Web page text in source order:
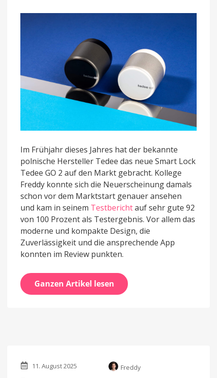
Ausführung
Im Frühjahr dieses Jahres hat der bekannte
polnische Hersteller Tedee das neue Smart Lock
Tedee GO 2 auf den Markt gebracht. Kollege
Freddy konnte sich die Neuerscheinung damals
schon vor dem Marktstart genauer ansehen
und kam in seinem Testberichtauf sehr gute 92
von 100 Prozent als Testergebnis. Vor allem das
moderne und kompakte Design, die
Zuverlässigkeit und die ansprechende App
konnten im Review punkten.
Ganzen Artikel lesen
11. August 2025
Freddy